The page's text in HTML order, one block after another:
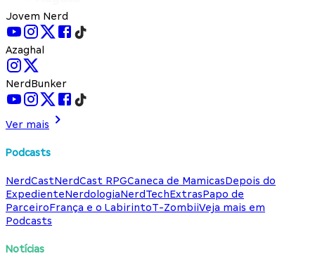
Jovem Nerd
Azaghal
NerdBunker
Ver mais
Podcasts
NerdCastNerdCast RPGCaneca de MamicasDepois do
ExpedienteNerdologiaNerdTechExtrasPapo de
ParceiroFrança e o LabirintoT-ZombiiVeja mais em
Podcasts
Notícias